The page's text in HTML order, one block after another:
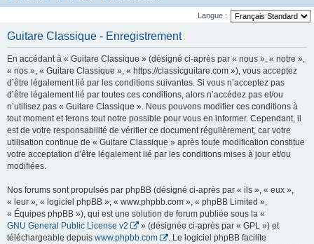
Langue :
Guitare Classique - Enregistrement
En accédant à « Guitare Classique » (désigné ci-après par « nous », « notre »,
« nos », « Guitare Classique », « https://classicguitare.com »), vous acceptez
d’être légalement lié par les conditions suivantes. Si vous n’acceptez pas
d’être légalement lié par toutes ces conditions, alors n’accédez pas et/ou
n’utilisez pas « Guitare Classique ». Nous pouvons modifier ces conditions à
tout moment et ferons tout notre possible pour vous en informer. Cependant, il
est de votre responsabilité de vérifier ce document régulièrement, car votre
utilisation continue de « Guitare Classique » après toute modification constitue
votre acceptation d’être légalement lié par les conditions mises à jour et/ou
modifiées.
Nos forums sont propulsés par phpBB (désigné ci-après par « ils », « eux »,
« leur », « logiciel phpBB », « www.phpbb.com », « phpBB Limited »,
« Équipes phpBB »), qui est une solution de forum publiée sous la «
GNU General Public License v2
» (désignée ci-après par « GPL ») et
téléchargeable depuis www.phpbb.com
. Le logiciel phpBB facilite